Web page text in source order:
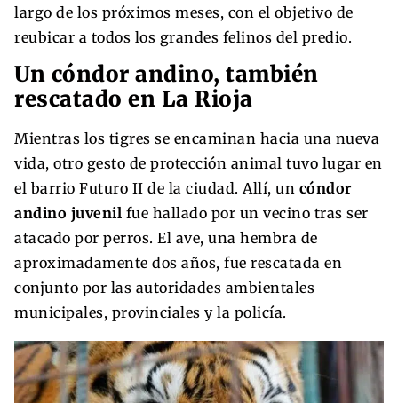
largo de los próximos meses, con el objetivo de
reubicar a todos los grandes felinos del predio.
Un cóndor andino, también
rescatado en La Rioja
Mientras los tigres se encaminan hacia una nueva
vida, otro gesto de protección animal tuvo lugar en
el barrio Futuro II de la ciudad. Allí, un cóndor
andino juvenil fue hallado por un vecino tras ser
atacado por perros. El ave, una hembra de
aproximadamente dos años, fue rescatada en
conjunto por las autoridades ambientales
municipales, provinciales y la policía.